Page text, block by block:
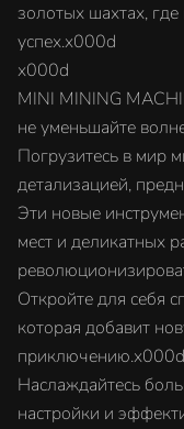
золотых шахтах,
успех.x000d
x000d
MINI MINING
не уменьшайте
Погрузитесь в мир
детализацией,
Эти новые
мест и деликатных
Откройте для себя
которая добавит
приключению.x000d
Наслаждайтесь
настройки и